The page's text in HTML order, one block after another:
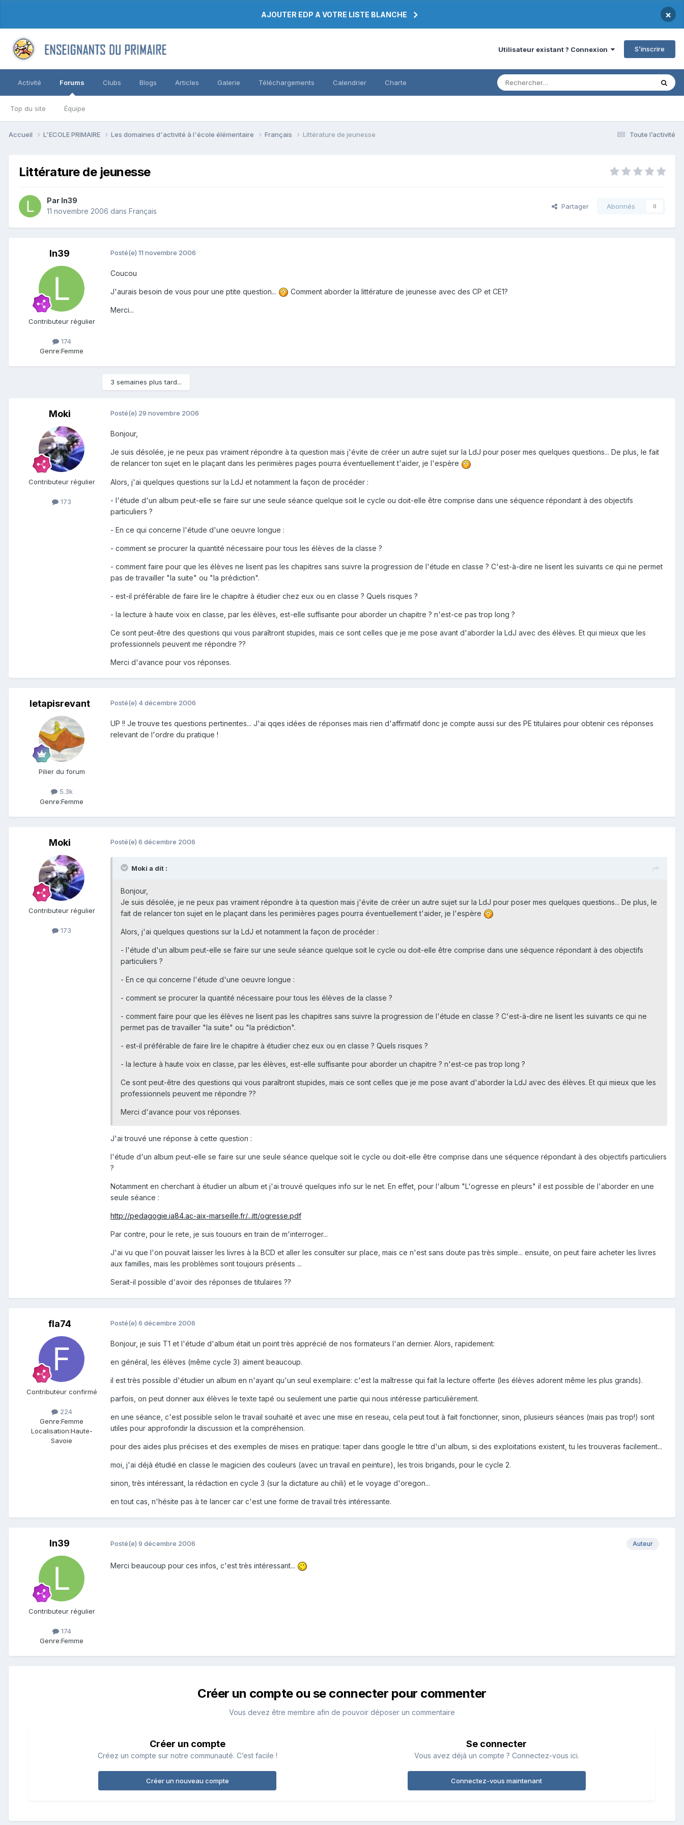
AJOUTER EDP A VOTRE LISTE BLANCHE ×
Utilisateur existant ? Connexion S’inscrire
Activité Forums
Top du site Équipe
Clubs Blogs Articles Galerie Téléchargements Calendrier Charte
Toute l’activité
Accueil L'ECOLE PRIMAIRE Les domaines d'activité à l'école élémentaire Français Littérature de jeunesse
Littérature de jeunesse
Par ln39
11 novembre 2006 dans Français
Partager Abonnés 0
ln39
Contributeur régulier
174
Genre:Femme
Posté(e) 11 novembre 2006
Coucou
J'aurais besoin de vous pour une ptite question... Comment aborder la littérature de jeunesse avec des CP et CE1?
Merci...
3 semaines plus tard...
Moki
Contributeur régulier
173
Posté(e) 29 novembre 2006
Bonjour,
Je suis désolée, je ne peux pas vraiment répondre à ta question mais j'évite de créer un autre sujet sur la LdJ pour poser mes quelques questions... De plus, le fait
de relancer ton sujet en le plaçant dans les perimières pages pourra éventuellement t'aider, je l'espère
Alors, j'ai quelques questions sur la LdJ et notamment la façon de procéder :
- l'étude d'un album peut-elle se faire sur une seule séance quelque soit le cycle ou doit-elle être comprise dans une séquence répondant à des objectifs
particuliers ?
- En ce qui concerne l'étude d'une oeuvre longue :
- comment se procurer la quantité nécessaire pour tous les élèves de la classe ?
- comment faire pour que les élèves ne lisent pas les chapitres sans suivre la progression de l'étude en classe ? C'est-à-dire ne lisent les suivants ce qui ne permet
pas de travailler "la suite" ou "la prédiction".
- est-il préférable de faire lire le chapitre à étudier chez eux ou en classe ? Quels risques ?
- la lecture à haute voix en classe, par les élèves, est-elle suffisante pour aborder un chapitre ? n'est-ce pas trop long ?
Ce sont peut-être des questions qui vous paraîtront stupides, mais ce sont celles que je me pose avant d'aborder la LdJ avec des élèves. Et qui mieux que les
professionnels peuvent me répondre ??
Merci d'avance pour vos réponses.
letapisrevant
Pilier du forum
5.3k
Genre:Femme
Posté(e) 4 décembre 2006
UP !! Je trouve tes questions pertinentes... J'ai qqes idées de réponses mais rien d'affirmatif donc je compte aussi sur des PE titulaires pour obtenir ces réponses
relevant de l'ordre du pratique !
Moki
Contributeur régulier
173
Posté(e) 6 décembre 2006
Moki a dit :
Bonjour,
Je suis désolée, je ne peux pas vraiment répondre à ta question mais j'évite de créer un autre sujet sur la LdJ pour poser mes quelques questions... De plus, le
fait de relancer ton sujet en le plaçant dans les perimières pages pourra éventuellement t'aider, je l'espère
Alors, j'ai quelques questions sur la LdJ et notamment la façon de procéder :
- l'étude d'un album peut-elle se faire sur une seule séance quelque soit le cycle ou doit-elle être comprise dans une séquence répondant à des objectifs
particuliers ?
- En ce qui concerne l'étude d'une oeuvre longue :
- comment se procurer la quantité nécessaire pour tous les élèves de la classe ?
- comment faire pour que les élèves ne lisent pas les chapitres sans suivre la progression de l'étude en classe ? C'est-à-dire ne lisent les suivants ce qui ne
permet pas de travailler "la suite" ou "la prédiction".
- est-il préférable de faire lire le chapitre à étudier chez eux ou en classe ? Quels risques ?
- la lecture à haute voix en classe, par les élèves, est-elle suffisante pour aborder un chapitre ? n'est-ce pas trop long ?
Ce sont peut-être des questions qui vous paraîtront stupides, mais ce sont celles que je me pose avant d'aborder la LdJ avec des élèves. Et qui mieux que les
professionnels peuvent me répondre ??
Merci d'avance pour vos réponses.
J'ai trouvé une réponse à cette question :
l'étude d'un album peut-elle se faire sur une seule séance quelque soit le cycle ou doit-elle être comprise dans une séquence répondant à des objectifs particuliers
?
Notamment en cherchant à étudier un album et j'ai trouvé quelques info sur le net. En effet, pour l'album "L'ogresse en pleurs" il est possible de l'aborder en une
seule séance :
http://pedagogie.ia84.ac-aix-marseille.fr/...itt/ogresse.pdf
Par contre, pour le rete, je suis touours en train de m'interroger...
J'ai vu que l'on pouvait laisser les livres à la BCD et aller les consulter sur place, mais ce n'est sans doute pas très simple... ensuite, on peut faire acheter les livres
aux familles, mais les problèmes sont toujours présents ...
Serait-il possible d'avoir des réponses de titulaires ??
fla74
Contributeur confirmé
224
Genre:Femme
Localisation:Haute-
Savoie
Posté(e) 6 décembre 2006
Bonjour, je suis T1 et l'étude d'album était un point très apprécié de nos formateurs l'an dernier. Alors, rapidement:
en général, les élèves (même cycle 3) aiment beaucoup.
il est très possible d'étudier un album en n'ayant qu'un seul exemplaire: c'est la maîtresse qui fait la lecture offerte (les élèves adorent même les plus grands).
parfois, on peut donner aux élèves le texte tapé ou seulement une partie qui nous intéresse particulièrement.
en une séance, c'est possible selon le travail souhaité et avec une mise en reseau, cela peut tout à fait fonctionner, sinon, plusieurs séances (mais pas trop!) sont
utiles pour approfondir la discussion et la compréhension.
pour des aides plus précises et des exemples de mises en pratique: taper dans google le titre d'un album, si des exploitations existent, tu les trouveras facilement...
moi, j'ai déjà étudié en classe le magicien des couleurs (avec un travail en peinture), les trois brigands, pour le cycle 2.
sinon, très intéressant, la rédaction en cycle 3 (sur la dictature au chili) et le voyage d'oregon...
en tout cas, n'hésite pas à te lancer car c'est une forme de travail très intéressante.
ln39
Contributeur régulier
174
Genre:Femme
Auteur
Posté(e) 9 décembre 2006
Merci beaucoup pour ces infos, c'est très intéressant...
Créer un compte ou se connecter pour commenter
Vous devez être membre afin de pouvoir déposer un commentaire
Créer un compte
Créez un compte sur notre communauté. C’est facile !
Créer un nouveau compte
Se connecter
Vous avez déjà un compte ? Connectez-vous ici.
Connectez-vous maintenant